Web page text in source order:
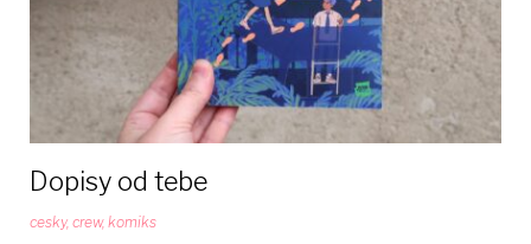
Dopisy od tebe
cesky, crew, komiks